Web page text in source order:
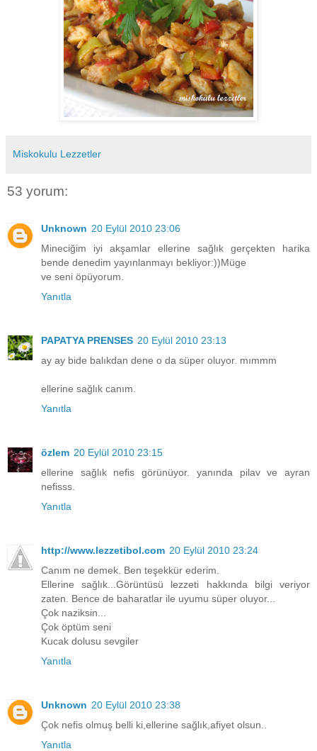
Miskokulu Lezzetler
53 yorum:
Unknown 20 Eylül 2010 23:06
Mineciğim iyi akşamlar ellerine sağlık gerçekten harika
bende denedim yayınlanmayı bekliyor:))Müge
ve seni öpüyorum.
Yanıtla
PAPATYA PRENSES 20 Eylül 2010 23:13
ay ay bide balıkdan dene o da süper oluyor. mımmm
ellerine sağlık canım.
Yanıtla
özlem 20 Eylül 2010 23:15
ellerine sağlık nefis görünüyor. yanında pilav ve ayran
nefisss.
Yanıtla
http://www.lezzetibol.com 20 Eylül 2010 23:24
Canım ne demek. Ben teşekkür ederim.
Ellerine sağlık...Görüntüsü lezzeti hakkında bilgi veriyor
zaten. Bence de baharatlar ile uyumu süper oluyor...
Çok naziksin...
Çok öptüm seni
Kucak dolusu sevgiler
Yanıtla
Unknown 20 Eylül 2010 23:38
Çok nefis olmuş belli ki,ellerine sağlık,afiyet olsun..
Yanıtla